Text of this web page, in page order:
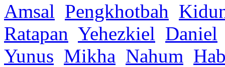
Amsal Pengkhotbah
Ratapan Yehezkiel Daniel
Yunus Mikha Nahum